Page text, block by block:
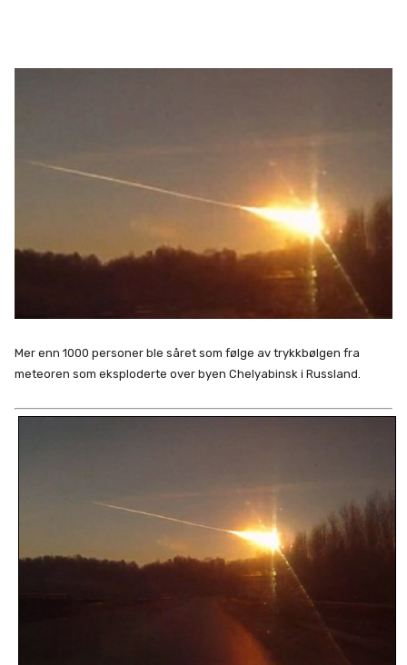
Mer enn 1000 personer ble såret som følge av trykkbølgen fra
meteoren som eksploderte over byen Chelyabinsk i Russland.